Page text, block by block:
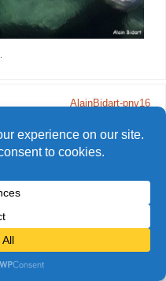
AlainBidart-pnv16